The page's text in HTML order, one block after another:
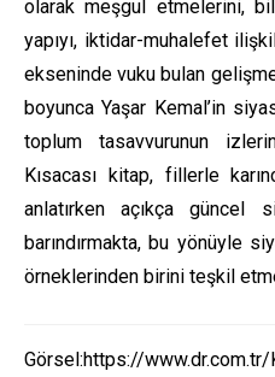
olarak meşgul etmelerini,
yapıyı, iktidar-muhalefet
ekseninde vuku bulan
boyunca Yaşar Kemal’in
toplum tasavvurunun
Kısacası kitap, fillerle
anlatırken açıkça
barındırmakta, bu yönüyle
örneklerinden birini teşkil
Görsel:https://